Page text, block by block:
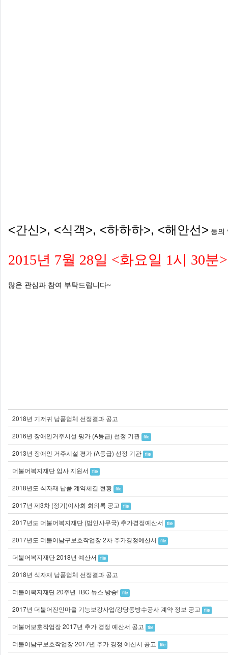
<간신>, <식객>, <하하하>, <해안선> 등의
2015년 7월 28일 <화요일 1시 30분>
많은 관심과 참여 부탁드립니다~
2018년 기저귀 납품업체 선정결과 공고
2016년 장애인거주시설 평가 (A등급) 선정 기관
file
2013년 장애인 거주시설 평가 (A등급) 선정 기관 file
더불어복지재단 입사 지원서 file
2018년도 식자재 납품 계약체결 현황 file
2017년 제3차 (정기)이사회 회의록 공고 file
2017년도 더불어복지재단 (법인사무국) 추가경정예산서 file
2017년도 더불어남구보호작업장 2차 추가경정예산서 file
더불어복지재단 2018년 예산서 file
2018년 식자재 납품업체 선정결과 공고
더불어복지재단 20주년 TBC 뉴스 방송!
file
2017년 더불어진인마을 기능보강사업/강당동방수공사 계약 정보 공고 file
더불어보호작업장 2017년 추가 경정 예산서 공고 file
더불어남구보호작업장 2017년 추가 경정 예산서 공고 file